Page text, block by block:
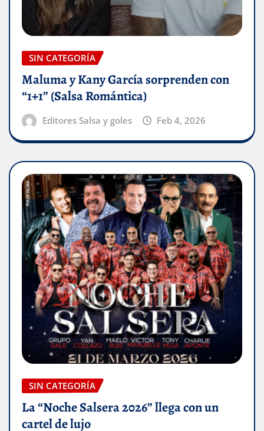
SIN CATEGORÍA
Maluma y Kany García sorprenden con
“1+1” (Salsa Romántica)
Editores Salsa y goles Feb 4, 2026
SIN CATEGORÍA
La “Noche Salsera 2026” llega con un
cartel de lujo